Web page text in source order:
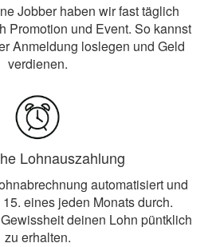
Jobber haben wir fast täglich
Promotion und Event. So kannst
Anmeldung loslegen und Geld
verdienen.
Lohnauszahlung
automatisiert und
eines jeden Monats durch.
deinen Lohn püntklich
zu erhalten.